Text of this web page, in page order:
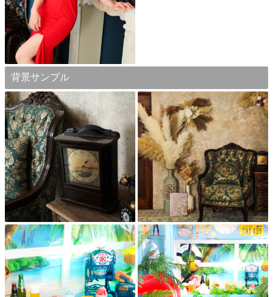
背景サンプル